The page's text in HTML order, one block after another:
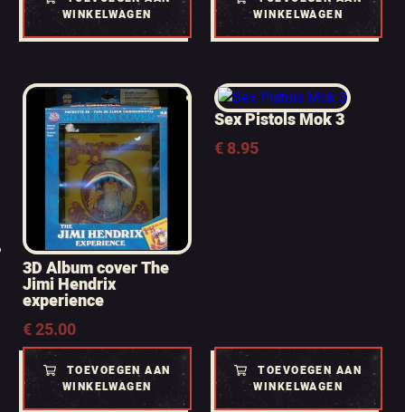
WINKELWAGEN
WINKELWAGEN
3D Album cover The
Jimi Hendrix
experience
€25.00
TOEVOEGEN AAN
WINKELWAGEN
Sex Pistols Mok 3
€8.95
TOEVOEGEN AAN
WINKELWAGEN